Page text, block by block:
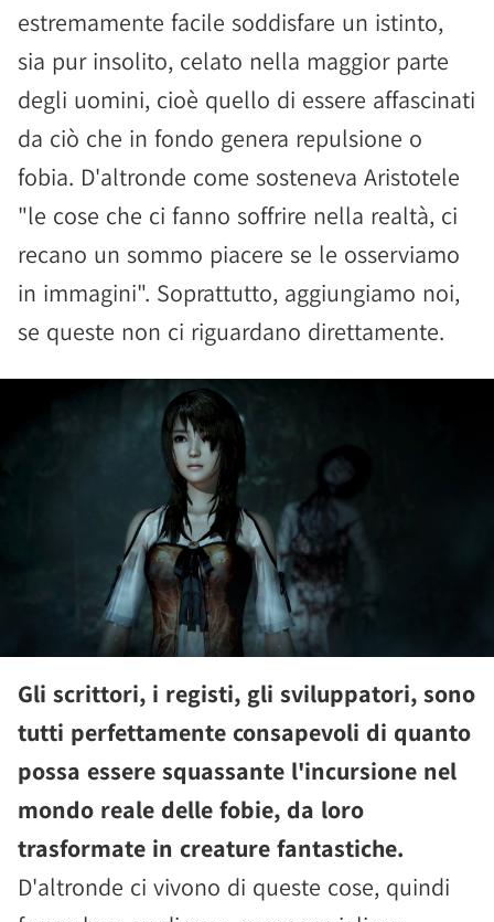
estremamente facile soddisfare un istinto,
sia pur insolito, celato nella maggior parte
degli uomini, cioè quello di essere affascinati
da ciò che in fondo genera repulsione o
fobia. D'altronde come sosteneva Aristotele
"le cose che ci fanno soffrire nella realtà, ci
recano un sommo piacere se le osserviamo
in immagini". Soprattutto, aggiungiamo noi,
se queste non ci riguardano direttamente.
Gli scrittori, i registi, gli sviluppatori, sono
tutti perfettamente consapevoli di quanto
possa essere squassante l'incursione nel
mondo reale delle fobie, da loro
trasformate in creature fantastiche.
D'altronde ci vivono di queste cose, quindi